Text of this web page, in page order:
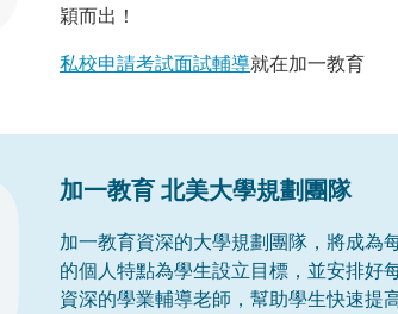
穎而出！
私校申請考試面試輔導就在加一教育
加一教育 北美大學規劃團隊
加一教育資深的大學規劃團隊，將成為
的個人特點為學生設立目標，並安排好
資深的學業輔導老師，幫助學生快速提